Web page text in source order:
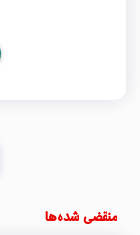
منقضی شده‌ها